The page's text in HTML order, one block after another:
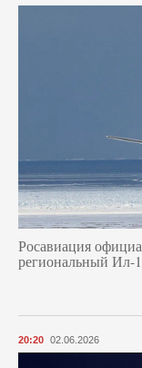
Росавиация
региональный Ил-
20:20 02.06.2026